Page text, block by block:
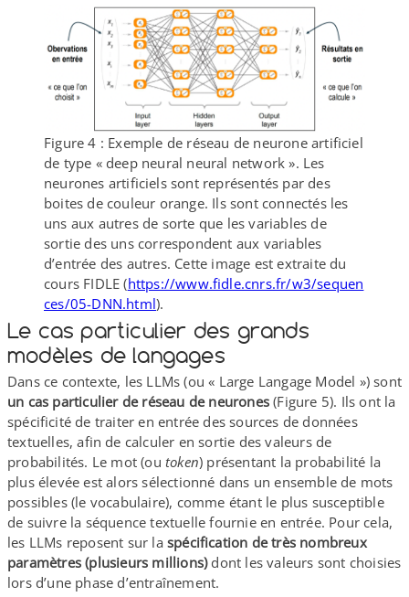
Figure 4 : Exemple de réseau de neurone artificiel
de type « deep neural neural network ». Les
neurones artificiels sont représentés par des
boites de couleur orange. Ils sont connectés les
uns aux autres de sorte que les variables de
sortie des uns correspondent aux variables
d’entrée des autres. Cette image est extraite du
cours FIDLE (https://​www​.fidle​.cnrs​.fr/​w​3​/​s​e​q​u​e​n​
c​e​s​/​0​5​-​D​N​N​.​h​tml).
Le cas particulier des grands
modèles de langages
Dans ce contexte, les LLMs (ou « Large Langage Model ») sont
un cas particulier de réseau de neurones (Figure 5). Ils ont la
spécificité de traiter en entrée des sources de données
textuelles, afin de calculer en sortie des valeurs de
probabilités. Le mot (ou token) présentant la probabilité la
plus élevée est alors sélectionné dans un ensemble de mots
possibles (le vocabulaire), comme étant le plus susceptible
de suivre la séquence textuelle fournie en entrée. Pour cela,
les LLMs reposent sur la spécification de très nombreux
paramètres (plusieurs millions)dont les valeurs sont choisies
lors d’une phase d’entraînement.